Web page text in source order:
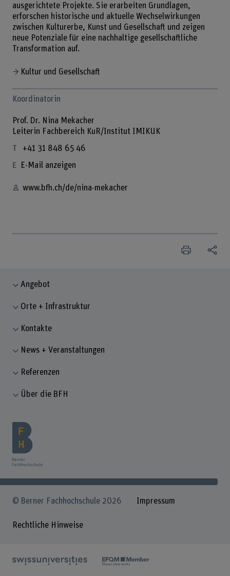
ausgerichtete Projekte. Sie erarbeiten Grundlagen,
erforschen historische und aktuelle Wechselwirkungen
zwischen Kulturerbe, Kunst und Gesellschaft und zeigen
neue Potenziale für eine nachhaltige gesellschaftliche
Transformation auf.
Kultur und Gesellschaft
Koordinatorin
Prof. Dr. Nina Mekacher
Leiterin Fachbereich KuR/Institut IMIKUK
+41 31 848 65 46
E-Mail anzeigen
www.bfh.ch/de/nina-mekacher
Angebot
Orte + Infrastruktur
Kontakte
News + Veranstaltungen
Referenzen
Über die BFH
© Berner Fachhochschule 2026 Impressum
Rechtliche Hinweise